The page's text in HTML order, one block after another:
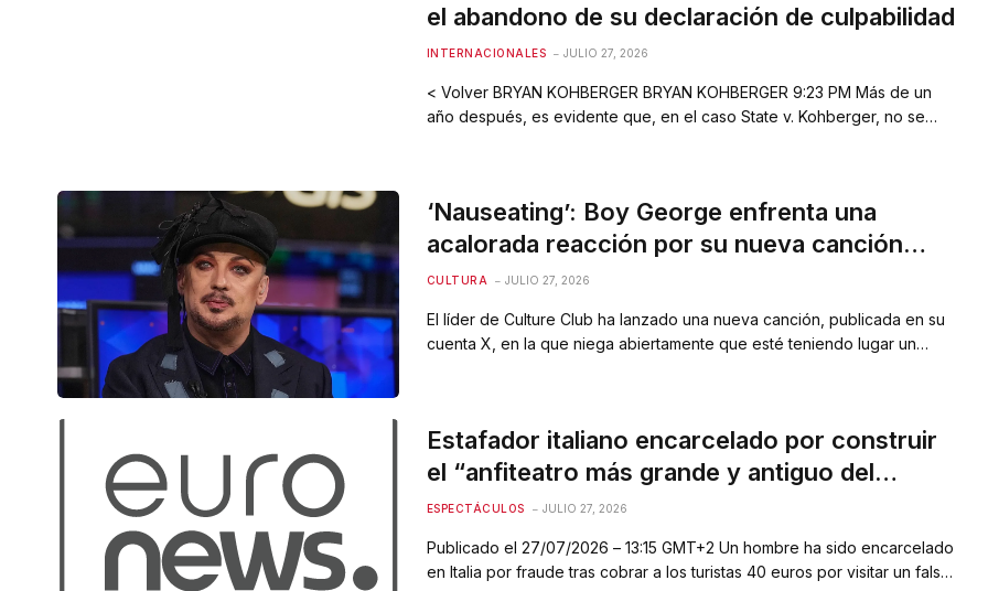
el abandono de su declaración de culpabilidad
INTERNACIONALES JULIO 27, 2026
< Volver BRYAN KOHBERGER BRYAN KOHBERGER 9:23 PM Más de un
año después, es evidente que, en el caso State v. Kohberger, no se
‘Nauseating’: Boy George enfrenta una
acalorada reacción por su nueva canción
pro-Israel
CULTURA JULIO 27, 2026
El líder de Culture Club ha lanzado una nueva canción, publicada en su
cuenta X, en la que niega abiertamente que esté teniendo lugar un
Estafador italiano encarcelado por construir
el “anfiteatro más grande y antiguo del
mundo” hace 20 años
ESPECTÁCULOS JULIO 27, 2026
Publicado el 27/07/2026 – 13:15 GMT+2 Un hombre ha sido encarcelado
en Italia por fraude tras cobrar a los turistas 40 euros por visitar un falso